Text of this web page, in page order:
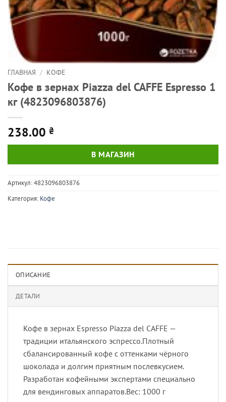
ГЛАВНАЯ / КОФЕ
Кофе в зернах Piazza del CAFFE Espresso 1
кг (4823096803876)
238.00 ₴
В МАГАЗИН
Артикул:4823096803876
Категория: Кофе
ОПИСАНИЕ
ДЕТАЛИ
Кофе в зернах Espresso Piazza del CAFFE —
традиции итальянского эспрессо.Плотный
сбалансированный кофе с оттенками чёрного
шоколада и долгим приятным послевкусием.
Разработан кофейными экспертами специально
для вендинговых аппаратов.Вес: 1000 г